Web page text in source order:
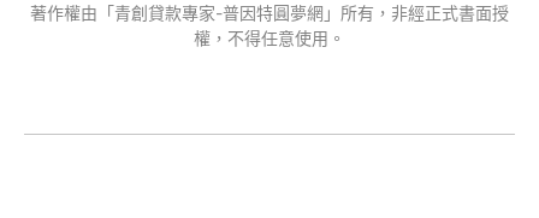
著作權由「青創貸款專家-普因特圓夢網」所有，非經正式書面授
權，不得任意使用。